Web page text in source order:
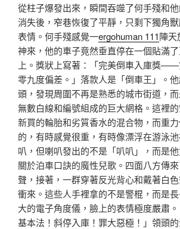
從柱子爆發出來，瞬間吞噬了何手殘和
消失後，窄巷恢復了平靜，只剩下獨角
表情。何手殘感覺一ergohuman 111陣天
神來，他的車子竟然垂直停在一個貼滿
上。獎狀上寫著：「完美倒車入庫獎
零九度偏差。」落款人是「倒車王」。
頭，發現周圍不再是熟悉的城市街道，
無數白線和編號組成的巨大網格。這裡
新買的輪胎和劣質香水的混合物，而重
的，有時感覺很重，有時像漂浮在游泳
叭，但喇叭發出的不是「叭叭」，而是
關於泊車口訣的魔性兒歌。四面八方傳
聲，接著，一群穿著反光背心和戴著白
衝來。這些人手裡拿的不是警棍，而是
大的電子角度儀，臉上的表情極度嚴肅
基本法！斜停入庫！罪大惡極！」領頭